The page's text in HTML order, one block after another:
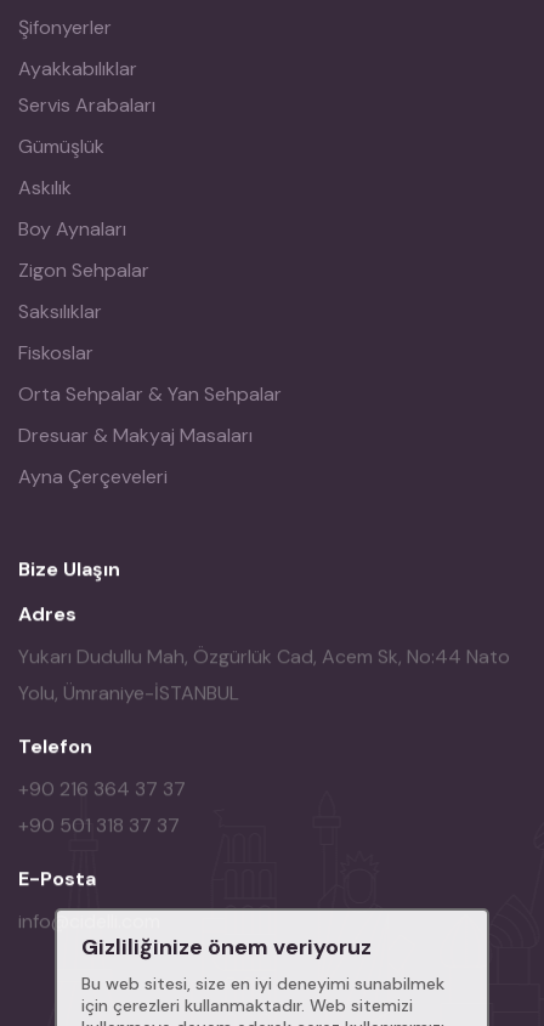
Şifonyerler
Ayakkabılıklar
Servis Arabaları
Gümüşlük
Askılık
Boy Aynaları
Zigon Sehpalar
Saksılıklar
Fiskoslar
Orta Sehpalar & Yan Sehpalar
Dresuar & Makyaj Masaları
Ayna Çerçeveleri
Bize Ulaşın
Adres
Yukarı Dudullu Mah, Özgürlük Cad, Acem Sk, No:44 Nato
Yolu, Ümraniye-İSTANBUL
Telefon
+90 216 364 37 37
+90 501 318 37 37
E-Posta
info@cidelli.com
Gizliliğinize önem veriyoruz
Bu web sitesi, size en iyi deneyimi sunabilmek
için çerezleri kullanmaktadır. Web sitemizi